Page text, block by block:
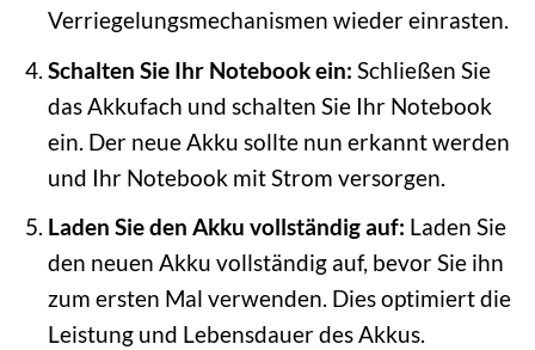
Verriegelungsmechanismen wieder einrasten.
Schalten Sie Ihr Notebook ein: Schließen Sie
das Akkufach und schalten Sie Ihr Notebook
ein. Der neue Akku sollte nun erkannt werden
und Ihr Notebook mit Strom versorgen.
Laden Sie den Akku vollständig auf: Laden Sie
den neuen Akku vollständig auf, bevor Sie ihn
zum ersten Mal verwenden. Dies optimiert die
Leistung und Lebensdauer des Akkus.